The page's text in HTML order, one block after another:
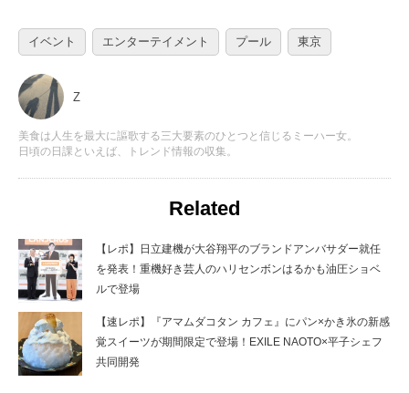
イベント エンターテイメント プール 東京
Z
美食は人生を最大に謳歌する三大要素のひとつと信じるミーハー女。
日頃の日課といえば、トレンド情報の収集。
Related
【レポ】日立建機が大谷翔平のブランドアンバサダー就任
を発表！重機好き芸人のハリセンボンはるかも油圧ショベ
ルで登場
【速レポ】『アマムダコタン カフェ』にパン×かき氷の新感
覚スイーツが期間限定で登場！EXILE NAOTO×平子シェフ
共同開発